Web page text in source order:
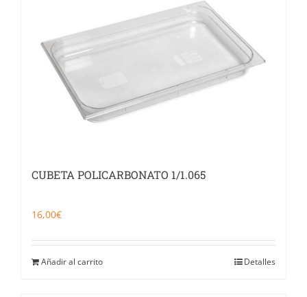
Food Service y Vending
91 629 17 10
CUBETA POLICARBONATO 1/1.065
16,00€
Añadir al carrito Detalles